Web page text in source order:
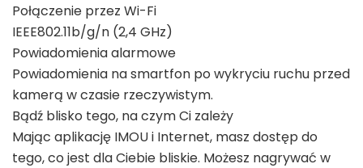
Połączenie przez Wi-Fi
IEEE802.11b/g/n (2,4 GHz)
Powiadomienia alarmowe
Powiadomienia na smartfon po wykryciu ruchu przed
kamerą w czasie rzeczywistym.
Bądź blisko tego, na czym Ci zależy
Mając aplikację IMOU i Internet, masz dostęp do
tego, co jest dla Ciebie bliskie. Możesz nagrywać w